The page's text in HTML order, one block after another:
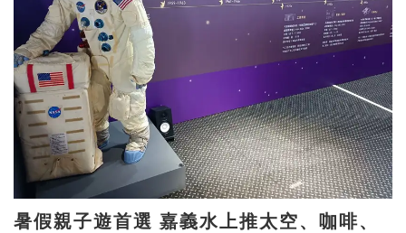
暑假親子遊首選 嘉義水上推太空、咖啡、